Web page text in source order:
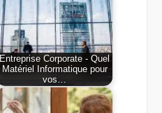
Entreprise Corporate - Quel
Matériel Informatique pour
vos…